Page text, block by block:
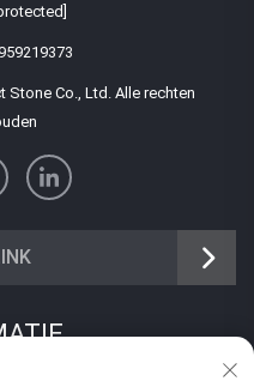
Co., Ltd. Alle rechten